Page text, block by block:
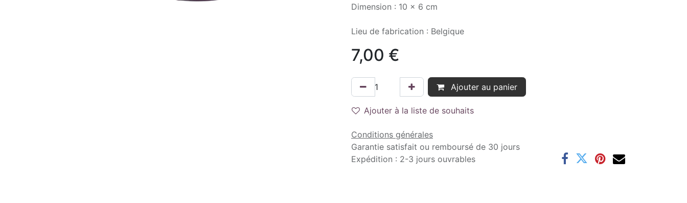
Dimension : 10 x 6 cm
Lieu de fabrication : Belgique
7,00 €
Ajouter au panier
Ajouter à la liste de souhaits
Conditions générales
Garantie satisfait ou remboursé de 30 jours
Expédition : 2-3 jours ouvrables